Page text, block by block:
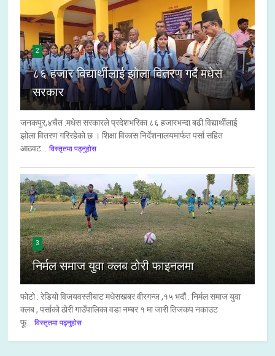
2
८६ हजार विद्यार्थीलाई झोला वितरण गर्दै मधेस
सरकार
जनकपुर,४चैत :मधेस सरकारले प्रदेशभरिका ८६ हजारभन्दा बढी विद्यार्थीलाई
झोला वितरण गरिरहेको छ । शिक्षा विकास निर्देशनालयमार्फत पर्सा सहित
आठवट...
विस्तृतमा पढ्नुहोस
3
निर्मल समाज युवा क्लब ठोरी फाइनलमा
फोटो : रेडियो विजयवस्तीबाट मधेसखबर वीरगन्ज ,१५ भदौं : निर्मल समाज युवा
क्लब , पर्साको ठोरी गाउँपालिका वडा नम्बर १ मा जारी तिजकप नकाउट
फू...
विस्तृतमा पढ्नुहोस